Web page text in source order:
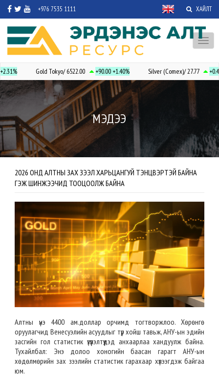
+976 7535 1111 ХАЙЛТ
Gold Tokyo/ 6522.00 +90.00+1.40% Silver (Comex)/ 27.77
МЭДЭЭ
2026 ОНД АЛТНЫ ЗАХ ЗЭЭЛ ХАРЬЦАНГУЙ ТЭНЦВЭРТЭЙ БАЙНА
ГЭЖ ШИНЖЭЭЧИД ТООЦООЛЖ БАЙНА
Алтны үнэ 4400 ам.доллар орчимд тогтворжлоо. Хөрөнгө
оруулагчид Венесуэлийн асуудлыг түр хойш тавьж, АНУ-ын эдийн
засгийн гол статистик үзүүлэлтүүдэд анхаарлаа хандуулж байна.
Тухайлбал: Энэ долоо хоногийн баасан гарагт АНУ-ын
хөдөлмөрийн зах зээлийн статистик гарахаар хүлээгдэж байгаа
юм.